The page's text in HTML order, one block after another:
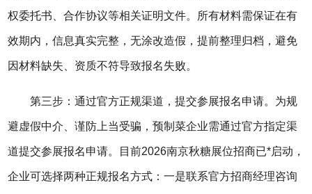
权委托书、合作协议等相关证明文件。所有材料需保证在有
效期内，信息真实完整，无涂改造假，提前整理归档，避免
因材料缺失、资质不符导致报名失败。
第三步：通过官方正规渠道，提交参展报名申请。为规
避虚假中介、谨防上当受骗，预制菜企业需通过官方指定渠
道提交参展报名申请。目前2026南京秋糖展位招商已*启动，
企业可选择两种正规报名方式：一是联系官方招商经理咨询